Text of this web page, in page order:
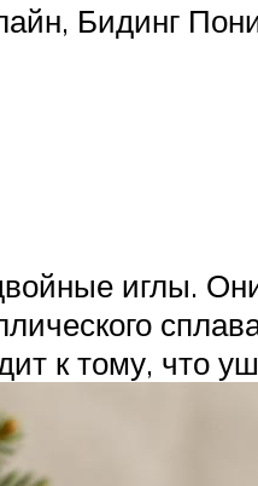
Бидинг
иглы.
к тому, что